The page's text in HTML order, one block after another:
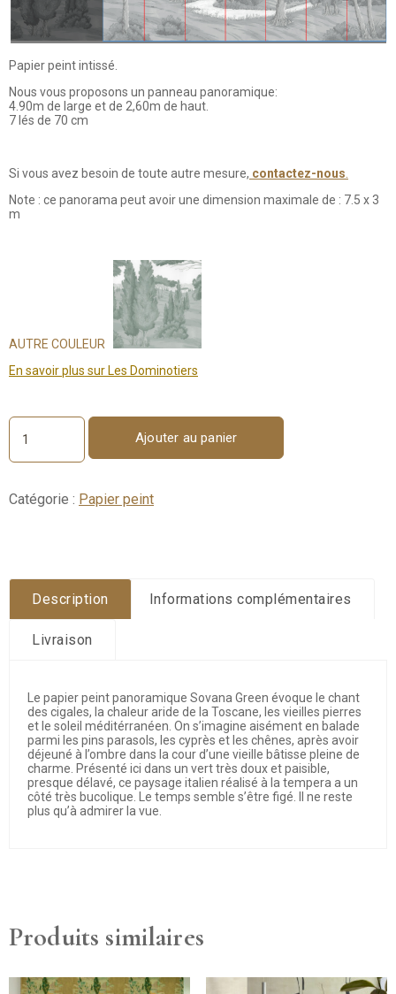
Papier peint intissé.
Nous vous proposons un panneau panoramique:
4.90m de large et de 2,60m de haut.
7 lés de 70 cm
Si vous avez besoin de toute autre mesure, contactez-nous
Note : ce panorama peut avoir une dimension maximale de : 7.5 x 3
m
AUTRE COULEUR
En savoir plus sur Les Dominotiers
quantité
de
Grisaille
Ajouter au panier
Catégorie : Papier peint
Description Informations complémentaires
Livraison
Le papier peint panoramique Sovana Green évoque le chant
des cigales, la chaleur aride de la Toscane, les vieilles pierres
et le soleil méditérranéen. On s’imagine aisément en balade
parmi les pins parasols, les cyprès et les chênes, après avoir
déjeuné à l’ombre dans la cour d’une vieille bâtisse pleine de
charme. Présenté ici dans un vert très doux et paisible,
presque délavé, ce paysage italien réalisé à la tempera a un
côté très bucolique. Le temps semble s’être figé. Il ne reste
plus qu’à admirer la vue.
Produits similaires